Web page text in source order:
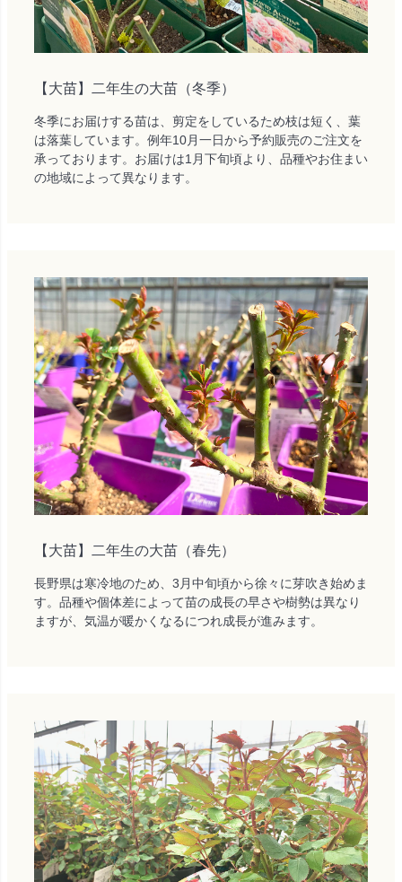
【大苗】二年生の大苗（冬季）
冬季にお届けする苗は、剪定をしているため枝は短く、葉
は落葉しています。例年10月一日から予約販売のご注文を
承っております。お届けは1月下旬頃より、品種やお住まい
の地域によって異なります。
【大苗】二年生の大苗（春先）
長野県は寒冷地のため、3月中旬頃から徐々に芽吹き始めま
す。品種や個体差によって苗の成長の早さや樹勢は異なり
ますが、気温が暖かくなるにつれ成長が進みます。